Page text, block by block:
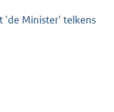
'de Minister' telkens